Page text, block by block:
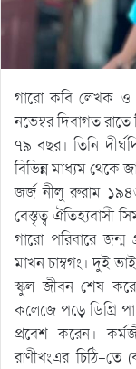
গারো কবি লেখক
নভেম্বর দিবাগত
৭৯ বছর। তিনি
বিভিন্ন মাধ্যম থেকে
জর্জ নীলু রুরাম ১৯৪৬
বেস্তৃত্ব ঐতিহ্যবাসী
গারো পরিবারে জন্ম
মাখন চাম্বগং। দুই
স্কুল জীবন শেষ
কলেজে পড়ে ডিগ্রি
প্রবেশ করেন।
রাণীখংএর চিঠি-তে